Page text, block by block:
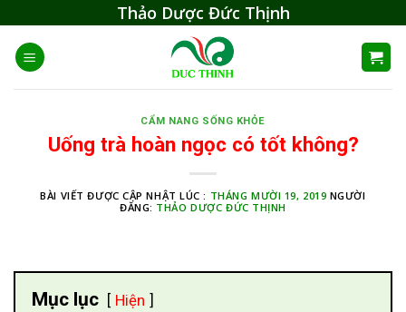
content
Thảo Dược Đức Thịnh
CẨM NANG SỐNG KHỎE
Uống trà hoàn ngọc có tốt không?
BÀI VIẾT ĐƯỢC CẬP NHẬT LÚC : THÁNG MƯỜI 19, 2019 NGƯỜI
ĐĂNG: THẢO DƯỢC ĐỨC THỊNH
Mục lục Hiện